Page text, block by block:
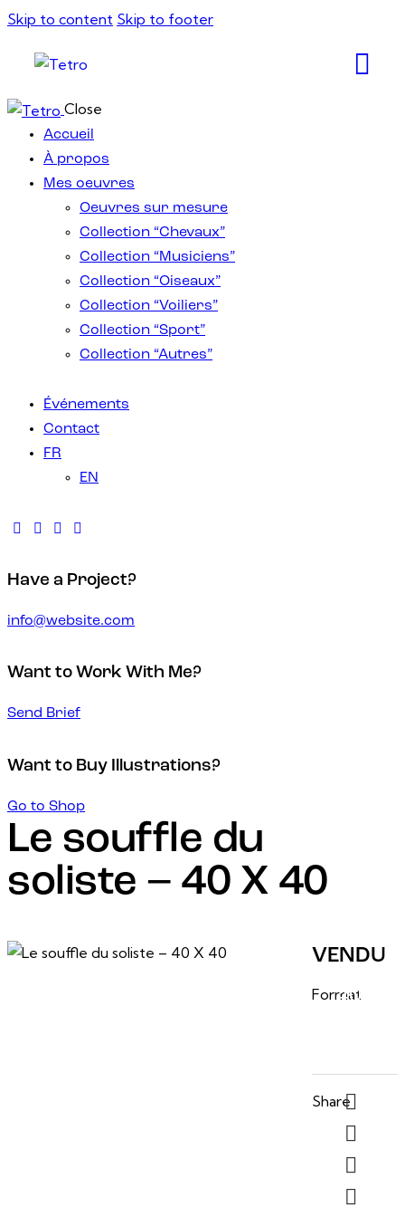
Skip to content Skip to footer
Close
Accueil
À propos
Mes oeuvres
Oeuvres sur mesure
Collection “Chevaux”
Collection “Musiciens”
Collection “Oiseaux”
Collection “Voiliers”
Collection “Sport”
Collection “Autres”
Événements
Contact
FR
EN
Have a Project?
info@website.com
Want to Work With Me?
Send Brief
Want to Buy Illustrations?
Go to Shop
Le souffle du
soliste – 40 X 40
VENDU
Format
40 po
Share